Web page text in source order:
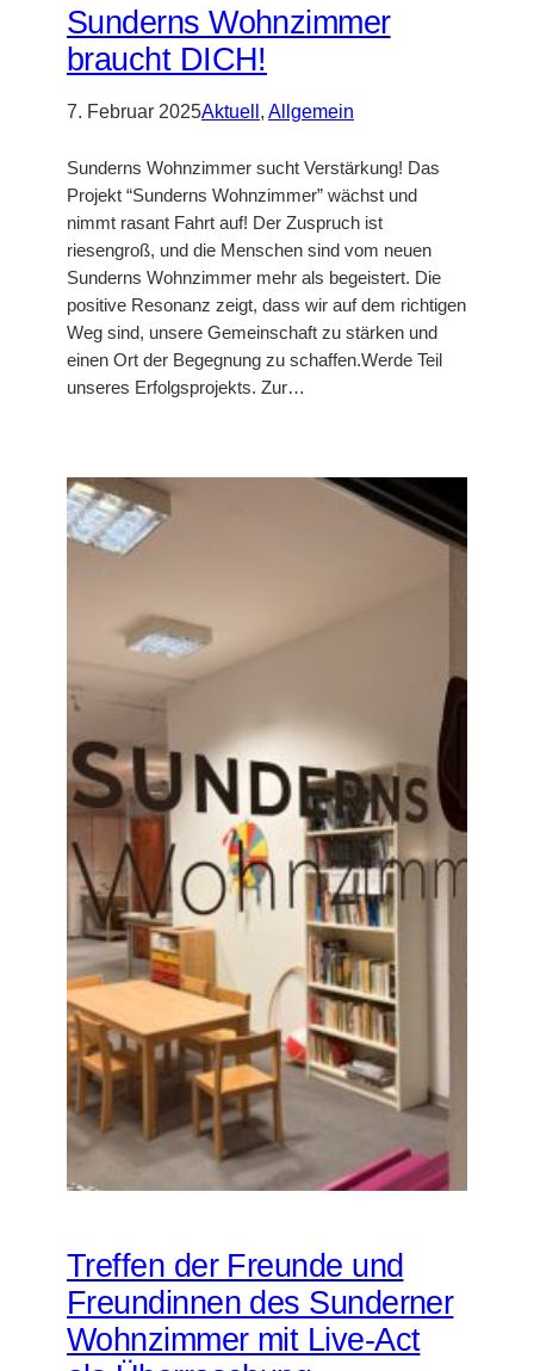
Sunderns Wohnzimmer
braucht DICH!
7. Februar 2025Aktuell , Allgemein
Sunderns Wohnzimmer sucht Verstärkung! Das
Projekt “Sunderns Wohnzimmer” wächst und
nimmt rasant Fahrt auf! Der Zuspruch ist
riesengroß, und die Menschen sind vom neuen
Sunderns Wohnzimmer mehr als begeistert. Die
positive Resonanz zeigt, dass wir auf dem richtigen
Weg sind, unsere Gemeinschaft zu stärken und
einen Ort der Begegnung zu schaffen.Werde Teil
unseres Erfolgsprojekts. Zur…
Treffen der Freunde und
Freundinnen des Sunderner
Wohnzimmer mit Live-Act